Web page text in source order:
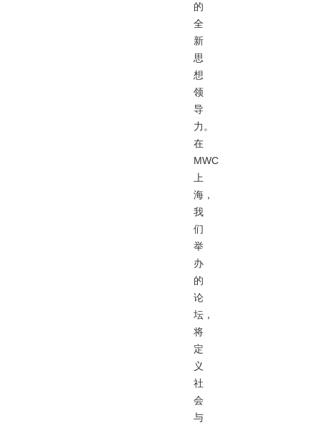
的
全
新
思
想
领
导
力。
在
MWC
上
海，
我
们
举
办
的
论
坛，
将
定
义
社
会
与